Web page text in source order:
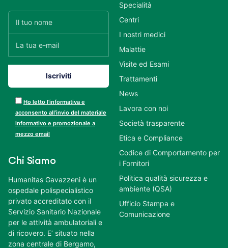
Ho letto l’informativa e
acconsento all’invio del materiale
informativo e promozionale a
mezzo email
Chi Siamo
Humanitas Gavazzeni è un
ospedale polispecialistico
privato accreditato con il
Servizio Sanitario Nazionale
per le attività ambulatoriali e
di ricovero. E’ situato nella
zona centrale di Bergamo,
Specialità
Centri
I nostri medici
Malattie
Visite ed Esami
Trattamenti
News
Lavora con noi
Società trasparente
Etica e Compliance
Codice di Comportamento per
i Fornitori
Politica qualità sicurezza e
ambiente (QSA)
Ufficio Stampa e
Comunicazione